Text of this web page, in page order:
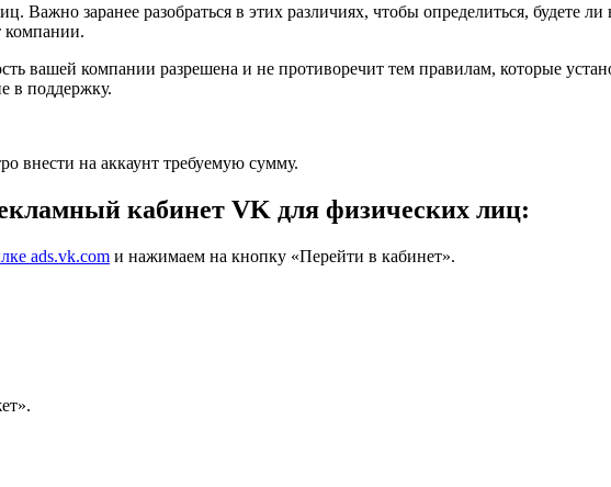
заранее разобраться в этих различиях, чтобы определиться, будете
компании.
вашей компании разрешена и не противоречит тем правилам, которые
в поддержку.
внести на аккаунт требуемую сумму.
кабинет VK для физических лиц:
ads.vk.com и нажимаем на кнопку «Перейти в кабинет».